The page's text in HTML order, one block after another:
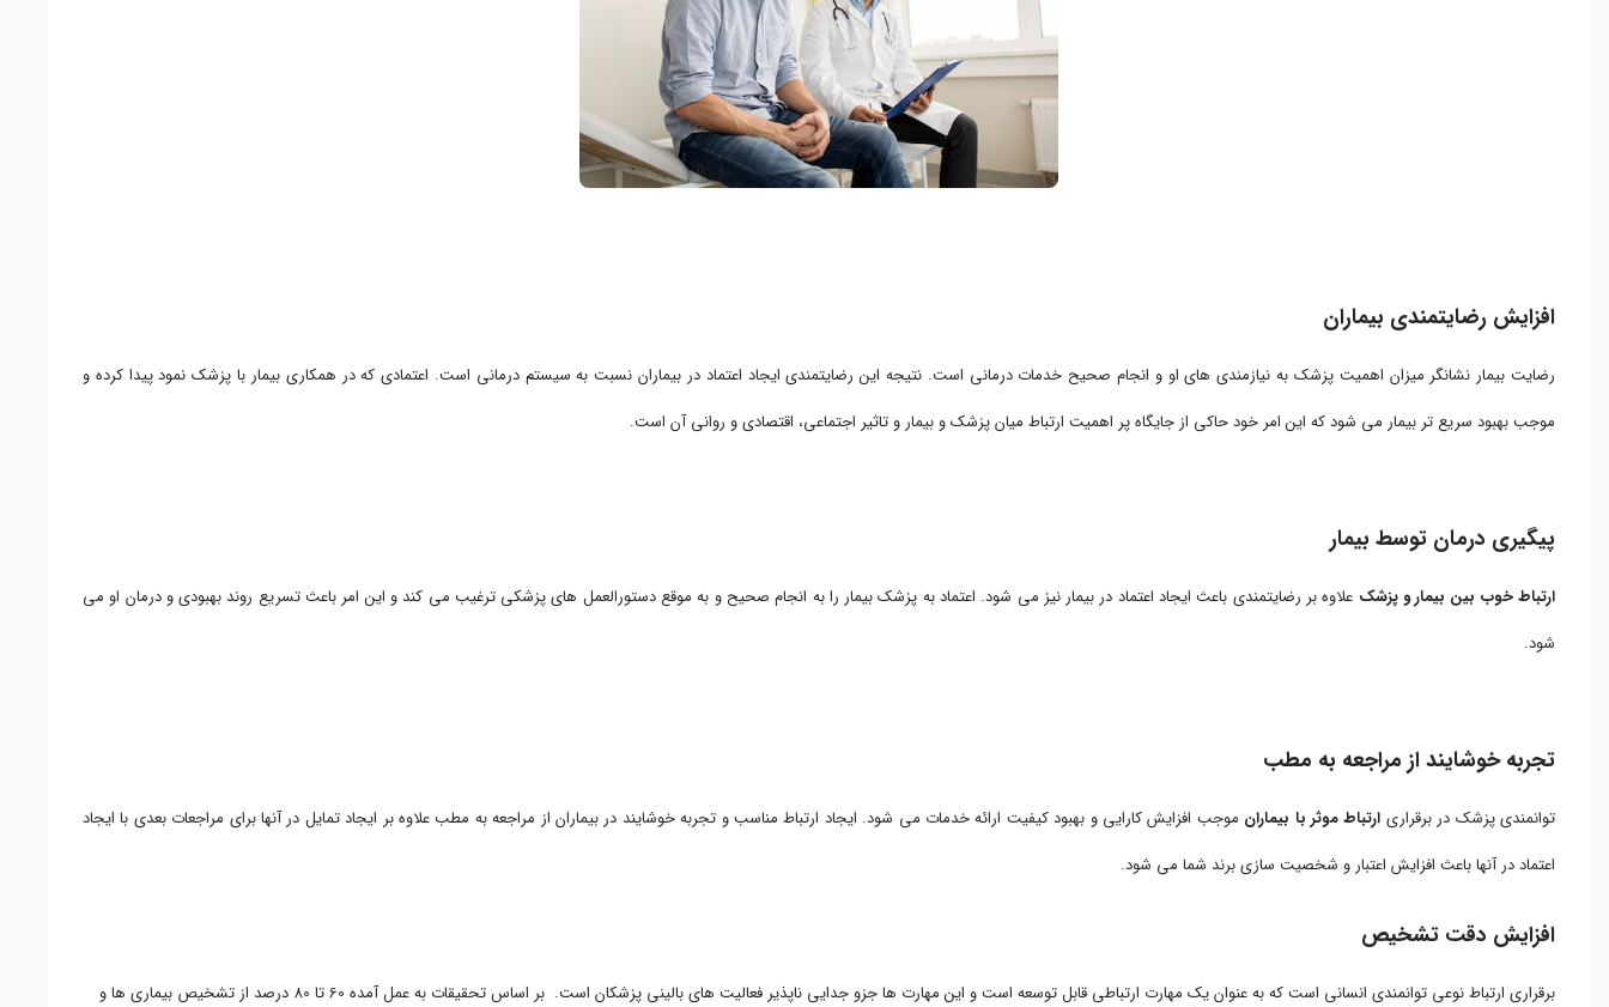
افزایش رضایتمندی بیماران
رضایت بیمار نشانگر میزان اهمیت پزشک به نیازمندی های او و انجام صحیح خدمات درمانی است. نتیجه این رضایتمندی ایجاد اعتماد در بیماران نسبت به سیستم درمانی است. اعتمادی که در همکاری بیمار با پزشک نمود پیدا کرده و
موجب بهبود سریع تر بیمار می شود که این امر خود حاکی از جایگاه پر اهمیت ارتباط میان پزشک و بیمار و تاثیر اجتماعی، اقتصادی و روانی آن است.
پیگیری درمان توسط بیمار
ارتباط خوب بین بیمار و پزشک علاوه بر رضایتمندی باعث ایجاد اعتماد در بیمار نیز می شود. اعتماد به پزشک بیمار را به انجام صحیح و به موقع دستورالعمل های پزشکی ترغیب می کند و این امر باعث تسریع روند بهبودی و درمان او می
شود.
تجربه خوشایند از مراجعه به مطب
توانمندی پزشک در برقراری ارتباط موثر با بیماران موجب افزایش کارایی و بهبود کیفیت ارائه خدمات می شود. ایجاد ارتباط مناسب و تجربه خوشایند در بیماران از مراجعه به مطب علاوه بر ایجاد تمایل در آنها برای مراجعات بعدی با ایجاد
اعتماد در آنها باعث افزایش اعتبار و شخصیت سازی برند شما می شود.
افزایش دقت تشخیص
برقراری ارتباط نوعی توانمندی انسانی است که به عنوان یک مهارت ارتباطی قابل توسعه است و این مهارت ها جزو جدایی ناپذیر فعالیت های بالینی پزشکان است. بر اساس تحقیقات به عمل آمده 60 تا 80 درصد از تشخیص بیماری ها و